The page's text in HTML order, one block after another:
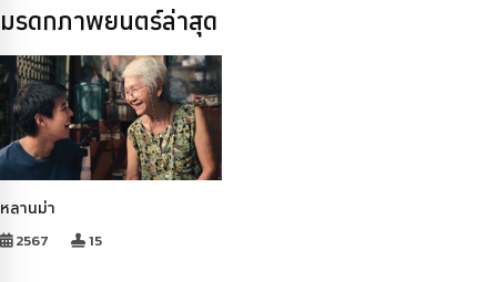
มรดกภาพยนตร์ล่าสุด
หลานม่า
2567 15